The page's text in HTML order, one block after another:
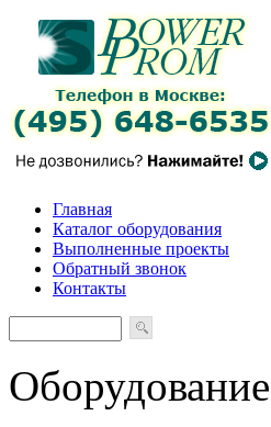
Главная
Каталог оборудования
Выполненные проекты
Обратный звонок
Контакты
Оборудование